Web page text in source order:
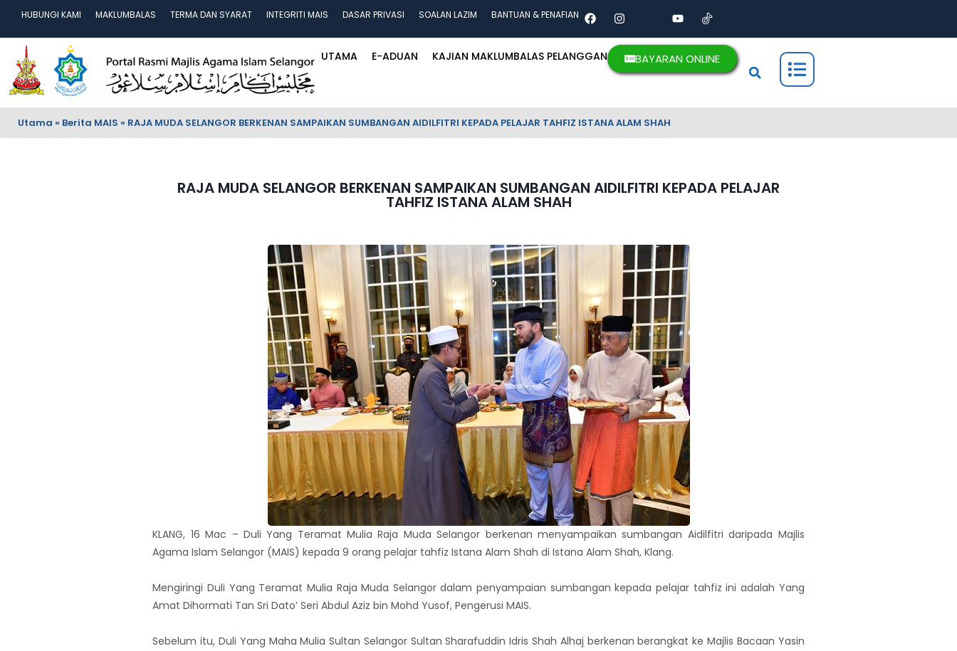
HUBUNGI KAMI MAKLUMBALAS TERMA DAN SYARAT INTEGRITI MAIS DASAR PRIVASI SOALAN LAZIM BANTUAN & PENAFIAN
UTAMA E-ADUAN KAJIAN MAKLUMBALAS PELANGGAN BAYARAN ONLINE
Utama » Berita MAIS » RAJA MUDA SELANGOR BERKENAN SAMPAIKAN SUMBANGAN AIDILFITRI KEPADA PELAJAR TAHFIZ ISTANA ALAM SHAH
RAJA MUDA SELANGOR BERKENAN SAMPAIKAN SUMBANGAN AIDILFITRI KEPADA PELAJAR
TAHFIZ ISTANA ALAM SHAH
KLANG, 16 Mac – Duli Yang Teramat Mulia Raja Muda Selangor berkenan menyampaikan sumbangan Aidilfitri daripada Majlis
Agama Islam Selangor (MAIS) kepada 9 orang pelajar tahfiz Istana Alam Shah di Istana Alam Shah, Klang.
Mengiringi Duli Yang Teramat Mulia Raja Muda Selangor dalam penyampaian sumbangan kepada pelajar tahfiz ini adalah Yang
Amat Dihormati Tan Sri Dato’ Seri Abdul Aziz bin Mohd Yusof, Pengerusi MAIS.
Sebelum itu, Duli Yang Maha Mulia Sultan Selangor Sultan Sharafuddin Idris Shah Alhaj berkenan berangkat ke Majlis Bacaan Yasin